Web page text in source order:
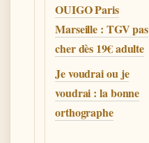
OUIGO Paris
Marseille : TGV pas
cher dès 19€ adulte
Je voudrai ou je
voudrai : la bonne
orthographe